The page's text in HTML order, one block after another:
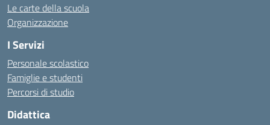
Le carte della scuola
Organizzazione
I Servizi
Personale scolastico
Famiglie e studenti
Percorsi di studio
Didattica